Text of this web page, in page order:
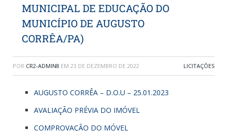
MUNICIPAL DE EDUCAÇÃO DO
MUNICÍPIO DE AUGUSTO
CORRÊA/PA)
POR CR2-ADMIN8 EM 23 DE DEZEMBRO DE 2022 LICITAÇÕES
AUGUSTO CORRÊA – D.O.U – 25.01.2023
AVALIAÇÃO PRÉVIA DO IMÓVEL
COMPROVAÇÃO DO MÓVEL